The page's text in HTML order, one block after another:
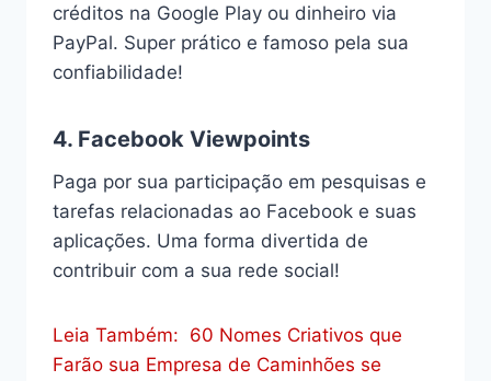
créditos na Google Play ou dinheiro via
PayPal. Super prático e famoso pela sua
confiabilidade!
4. Facebook Viewpoints
Paga por sua participação em pesquisas e
tarefas relacionadas ao Facebook e suas
aplicações. Uma forma divertida de
contribuir com a sua rede social!
Leia Também: 60 Nomes Criativos que
Farão sua Empresa de Caminhões se